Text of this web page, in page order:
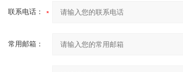
联系电话：
常用邮箱：